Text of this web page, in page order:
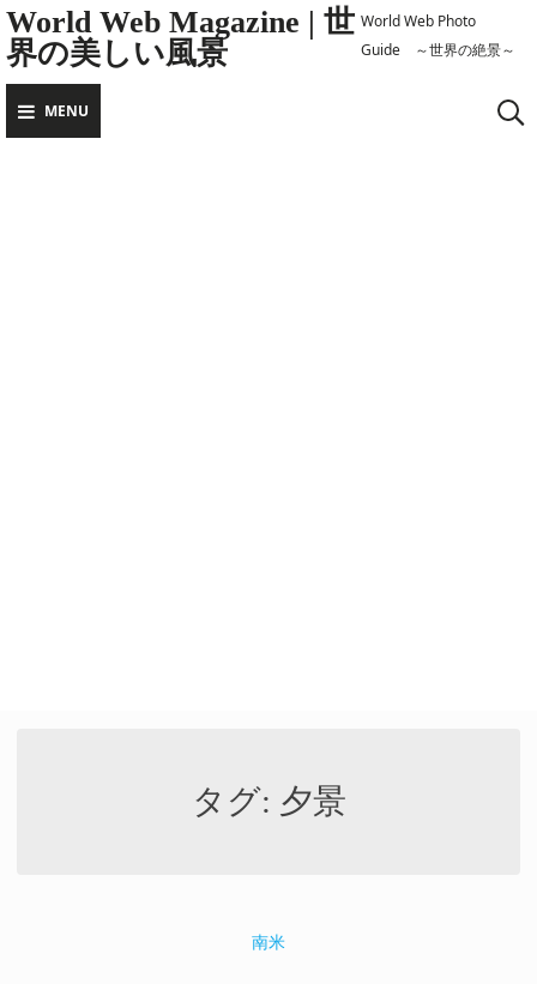
Skip
to
content
World Web Magazine | 世
界の美しい風景
World Web Photo
Guide ～世界の絶景～
MENU
タグ: 夕景
南米